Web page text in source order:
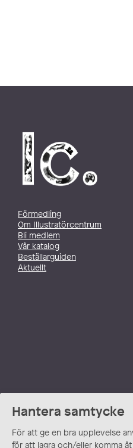
Hantera samtycke
För att ge en bra upplevelse
för att lagra och/eller komma
Förmedling
Om Illustratörcentrum
Bli medlem
Vår katalog
Beställarguiden
Aktuellt